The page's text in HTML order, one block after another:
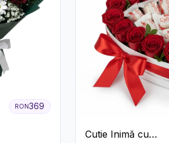
RON369
Cutie Inimă cu